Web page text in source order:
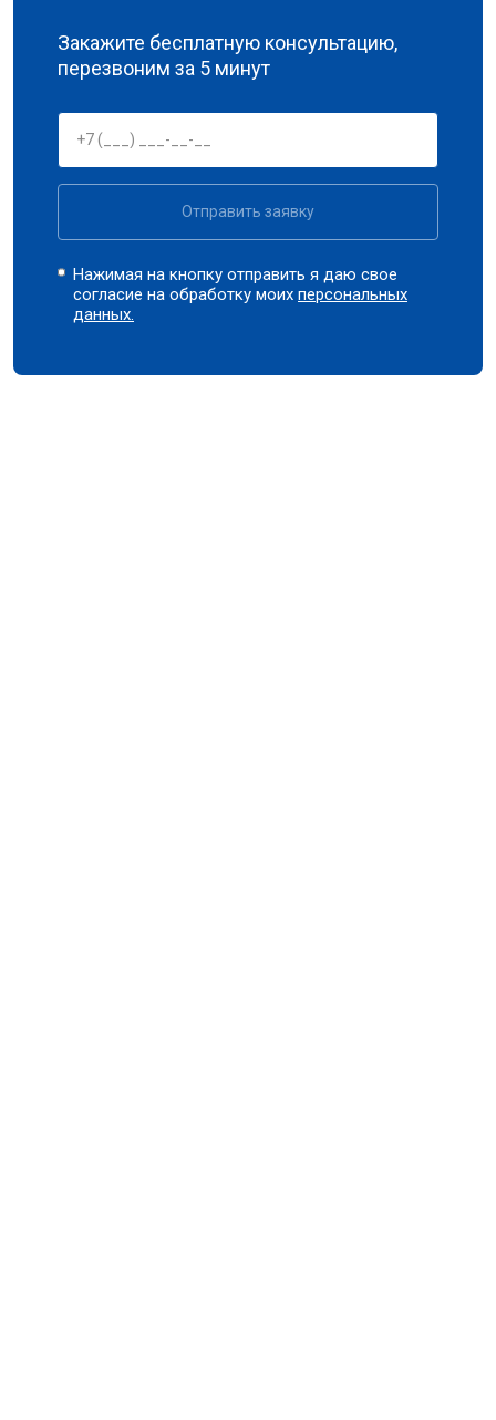
Закажите бесплатную консультацию,
перезвоним за 5 минут
Отправить заявку
Нажимая на кнопку отправить я даю свое
согласие на обработку моихперсональных
данных.